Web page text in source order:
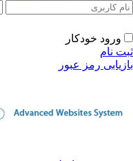
ورود خودکار
ثبت نام
بازیابی رمز عبور